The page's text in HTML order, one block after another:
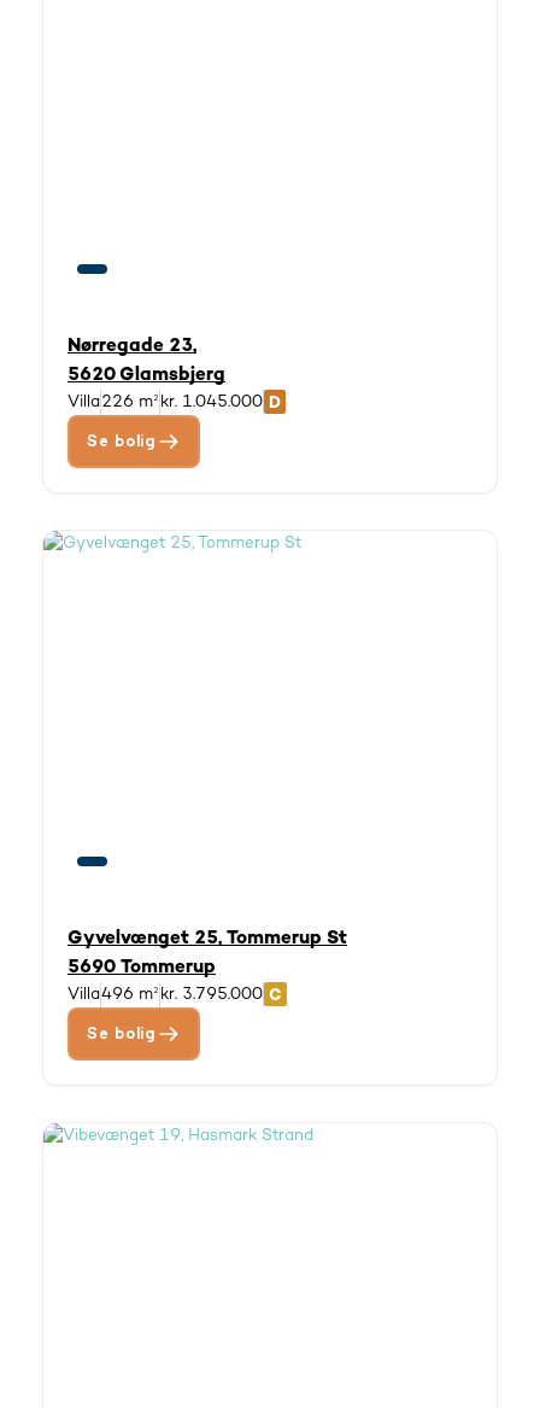
Nørregade 23,
5620 Glamsbjerg
Villa226 m² kr. 1.045.000
Se bolig
Gyvelvænget 25, Tommerup St
5690 Tommerup
Villa496 m² kr. 3.795.000
Se bolig